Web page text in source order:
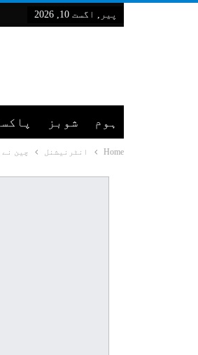
پیر, اگست 10, 2026
ہوم شوبز
Home انٹرنیشنل چین